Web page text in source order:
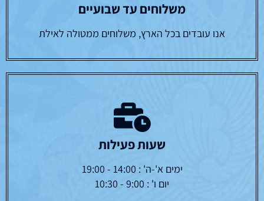
משלוחים עד שבועיים
אנו עובדים בכל הארץ, משלוחים ממטולה לאילת
שעות פעילות
ימים א'-ה' : 14:00 - 19:00
יום ו' : 9:00 - 10:30